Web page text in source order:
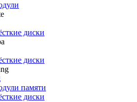
диски
диски
памяти
диски